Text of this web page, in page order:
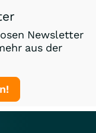
Newsletter
aus der